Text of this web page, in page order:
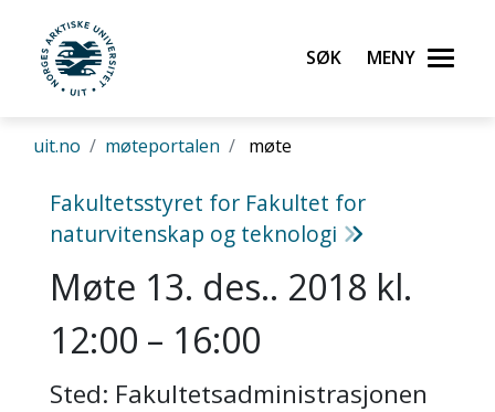
Gå til hovedinnhold
UiT Norges arktiske universitet
Søk Meny
uit.no møteportalen møte
Fakultetsstyret for Fakultet for
naturvitenskap og teknologi
Møte 13. des.. 2018 kl.
12:00 – 16:00
Sted: Fakultetsadministrasjonen